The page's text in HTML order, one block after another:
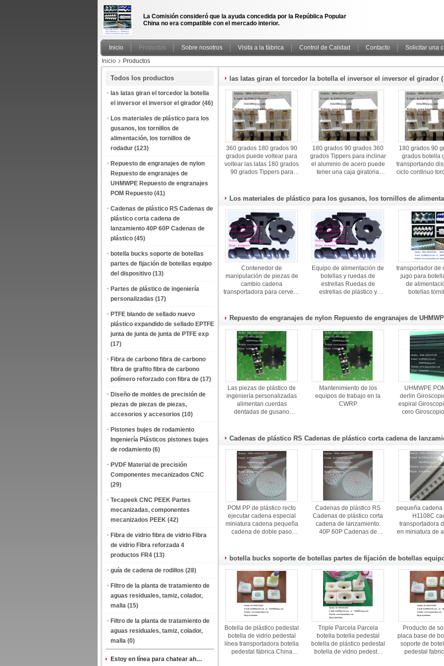
La Comisión consideró que la ayuda concedida por la República Popular
China no era compatible con el mercado interior.
Inicio Productos Sobre nosotros Visita a la fábrica Control de Calidad Contacto Solicitar una
Inicio
Productos
Todos los productos
las latas giran el torcedor la botella
el inversor el inversor el girador (46)
Los materiales de plástico para los
gusanos, los tornillos de
alimentación, los tornillos de
rodadur (123)
Repuesto de engranajes de nylon
Repuesto de engranajes de
UHMWPE Repuesto de engranajes
POM Repuesto (41)
Cadenas de plástico RS Cadenas de
plástico corta cadena de
lanzamiento 40P 60P Cadenas de
plástico (45)
botella bucks soporte de botellas
partes de fijación de botellas equipo
del dispositivo (13)
Partes de plástico de ingeniería
personalizadas (17)
PTFE blando de sellado nuevo
plástico expandido de sellado EPTFE
junta de junta de junta de PTFE exp
(17)
Fibra de carbono fibra de carbono
fibra de grafito fibra de carbono
polímero reforzado con fibra de (17)
Diseño de moldes de precisión de
piezas de piezas de piezas,
accesorios y accesorios (10)
Pistones bujes de rodamiento
Ingeniería Plásticos pistones bujes
de rodamiento (6)
PVDF Material de precisión
Componentes mecanizados CNC
(29)
Tecapeek CNC PEEK Partes
mecanizadas, componentes
mecanizados PEEK (42)
Fibra de vidrio fibra de vidrio Fibra
de vidrio Fibra reforzada 4
productos FR4 (13)
guía de cadena de rodillos (28)
Filtro de la planta de tratamiento de
aguas residuales, tamiz, colador,
malla (15)
Filtro de la planta de tratamiento de
aguas residuales, tamiz, colador,
malla (0)
Estoy en línea para chatear ahora
las latas giran el torcedor la botella el inversor el inversor el girador
360 grados 180 grados 90
grados puede voltear para
voltear las latas 180 grados
90 grados Tippers para
180 grados 90 grados 360
grados Tippers para inclinar
el aluminio de acero puede
tener una caja giratoria
180 grados 90
grados botella
transportando
ciclo continuo
Los materiales de plástico para los gusanos, los tornillos de
Contenedor de
manipulación de piezas de
cambio cadena
transportadora para cerveza
alimentación China
Equipo de alimentación de
botellas y ruedas de
estrellas Ruedas de
estrellas de plástico y
fábrica
transportador de
jugo para
de
botellas
complejas y
alimentación
Repuesto de engranajes de nylon Repuesto de engranajes de
Repuesto (41)
Las piezas de plástico de
ingeniería personalizadas
alimentan cuerdas
dentadas de gusano
plástico Fabrica de piezas
Mantenimiento de los
equipos de trabajo en la
CWRP
UHMWPE
derlin
espiral
cero
soporte de
Cadenas de plástico RS Cadenas de plástico corta cadena de
POM PP de plástico recto
ejecutar cadena especial
miniatura cadena pequeña
cadena de doble paso
Cadenas de plástico RS
Cadenas de plástico corta
cadena de lanzamiento.
40P 60P Cadenas de
pequeña
H1108C
transportadora
en miniatura de
botella bucks soporte de botellas partes de fijación de botellas
Botella de plástico pedestal
botella de vidrio pedestal
línea transportadora botella
pedestal fábrica China
Triple Parcela Parcela
botella botella pedestal
botella de plástico pedestal
botella de vidrio pedestal
Producto de
placa base de
soporte de
pedestal